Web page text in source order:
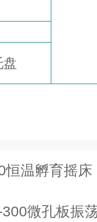
恒温孵育摇床
300微孔板振